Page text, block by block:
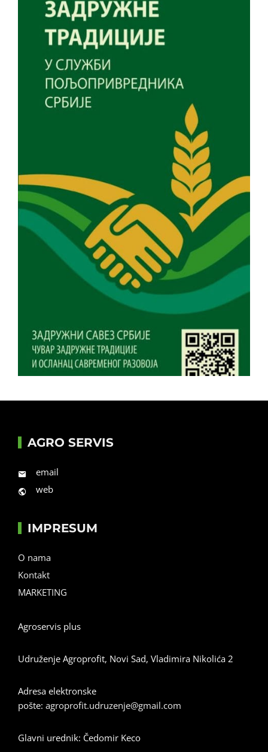
AGRO SERVIS
email
web
IMPRESUM
O nama
Kontakt
MARKETING
Agroservis plus
Udruženje Agroprofit, Novi Sad, Vladimira Nikolića 2
Adresa elektronske
pošte: agroprofit.udruzenje@gmail.com
Glavni urednik: Čedomir Keco